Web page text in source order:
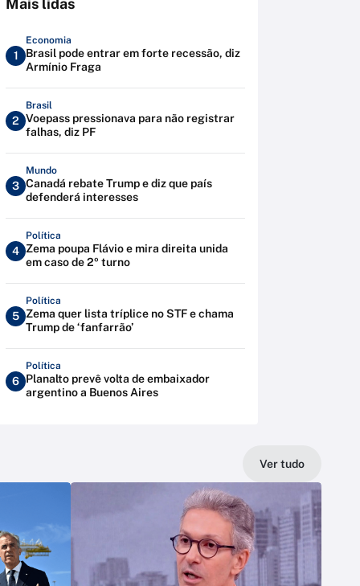
Mais lidas
1
Economia
Brasil pode entrar em forte recessão, diz
Armínio Fraga
2
Brasil
Voepass pressionava para não registrar
falhas, diz PF
3
Mundo
Canadá rebate Trump e diz que país
defenderá interesses
4
Política
Zema poupa Flávio e mira direita unida
em caso de 2º turno
5
Política
Zema quer lista tríplice no STF e chama
Trump de ‘fanfarrão’
6
Política
Planalto prevê volta de embaixador
argentino a Buenos Aires
Ver tudo